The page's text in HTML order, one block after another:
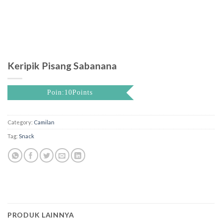
Keripik Pisang Sabanana
Poin:10Points
Category: Camilan
Tag: Snack
PRODUK LAINNYA